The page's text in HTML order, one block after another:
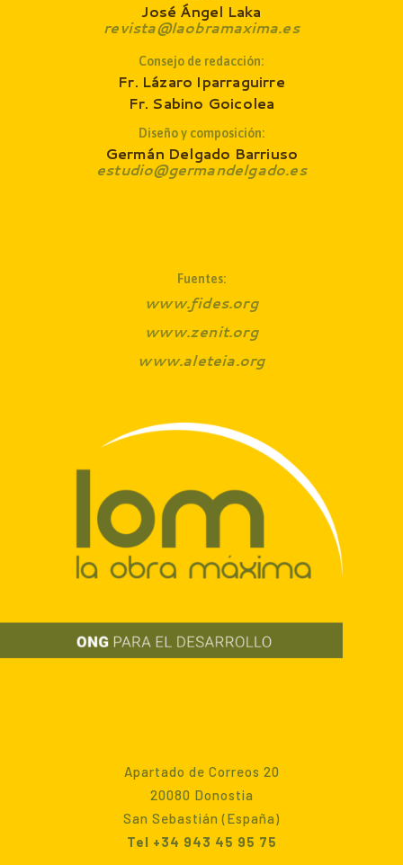
José Ángel Laka
revista@laobramaxima.es
Consejo de redacción:
Fr. Lázaro Iparraguirre
Fr. Sabino Goicolea
Diseño y composición:
Germán Delgado Barriuso
estudio@germandelgado.es
Fuentes:
www.fides.org
www.zenit.org
www.aleteia.org
Apartado de Correos 20
20080 Donostia
San Sebastián (España)
Tel +34 943 45 95 75